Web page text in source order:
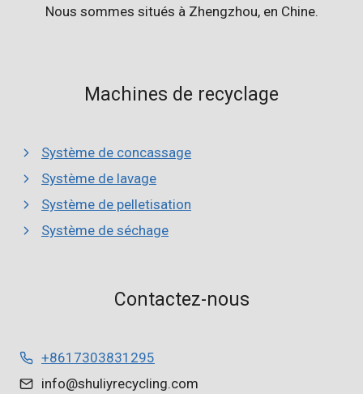
Nous sommes situés à Zhengzhou, en Chine.
Machines de recyclage
Système de concassage
Système de lavage
Système de pelletisation
Système de séchage
Contactez-nous
+8617303831295
info@shuliyrecycling.com